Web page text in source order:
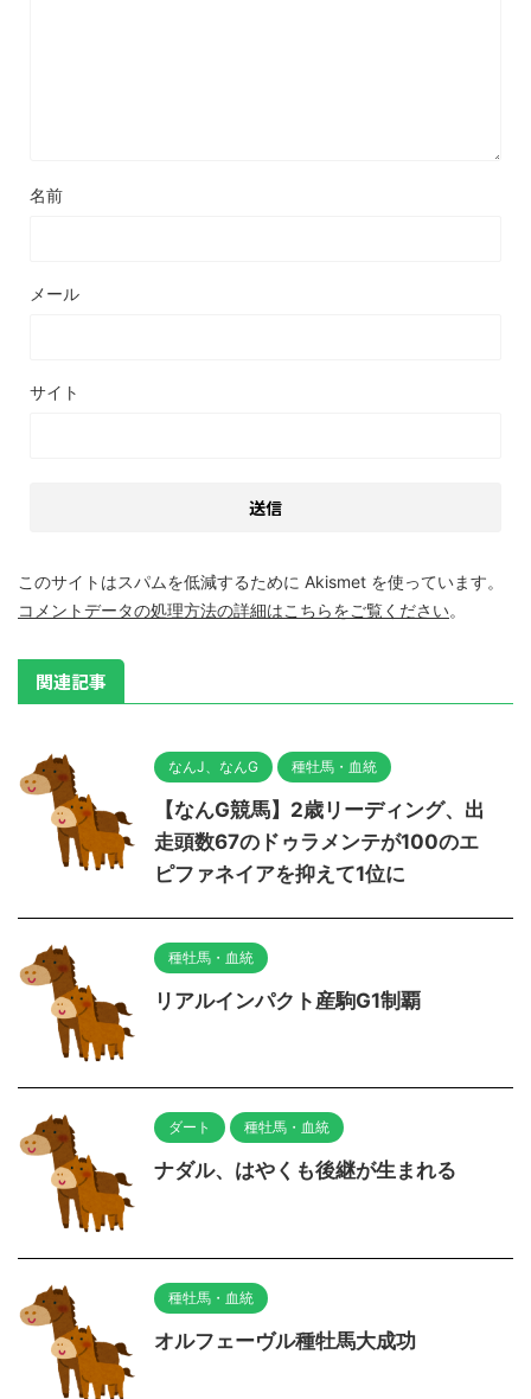
名前
メール
サイト
このサイトはスパムを低減するために Akismet を使っています。
コメントデータの処理方法の詳細はこちらをご覧ください。
関連記事
なんJ、なんG 種牡馬・血統
【なんG競馬】2歳リーディング、出
走頭数67のドゥラメンテが100のエ
ピファネイアを抑えて1位に
種牡馬・血統
リアルインパクト産駒G1制覇
ダート 種牡馬・血統
ナダル、はやくも後継が生まれる
種牡馬・血統
オルフェーヴル種牡馬大成功